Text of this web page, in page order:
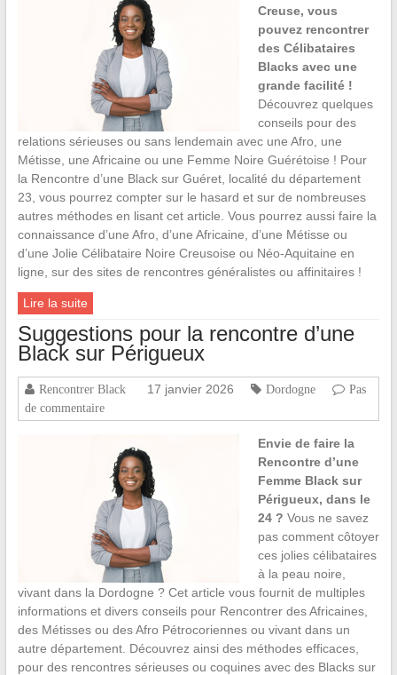
Creuse, vous
pouvez rencontrer
des Célibataires
Blacks avec une
grande facilité !
Découvrez quelques
conseils pour des
relations sérieuses ou sans lendemain avec une Afro, une
Métisse, une Africaine ou une Femme Noire Guérétoise ! Pour
la Rencontre d’une Black sur Guéret, localité du département
23, vous pourrez compter sur le hasard et sur de nombreuses
autres méthodes en lisant cet article. Vous pourrez aussi faire la
connaissance d’une Afro, d’une Africaine, d’une Métisse ou
d’une Jolie Célibataire Noire Creusoise ou Néo-Aquitaine en
ligne, sur des sites de rencontres généralistes ou affinitaires !
Lire la suite
Suggestions pour la rencontre d’une
Black sur Périgueux
Rencontrer Black 17 janvier 2026 Dordogne
Pas
de commentaire
Envie de faire la
Rencontre d’une
Femme Black sur
Périgueux, dans le
24 ? Vous ne savez
pas comment côtoyer
ces jolies célibataires
à la peau noire,
vivant dans la Dordogne ? Cet article vous fournit de multiples
informations et divers conseils pour Rencontrer des Africaines,
des Métisses ou des Afro Pétrocoriennes ou vivant dans un
autre département. Découvrez ainsi des méthodes efficaces,
pour des rencontres sérieuses ou coquines avec des Blacks sur